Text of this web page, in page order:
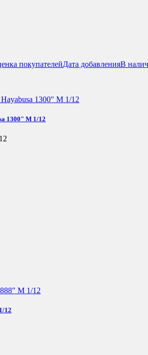
покупателейДата добавленияВ
1300" М 1/12
12